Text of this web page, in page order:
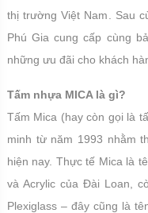
thị trường Việt Nam. Sau
Phú Gia cung cấp cùng
những ưu đãi cho khách
Tấm nhựa MICA là gì?
Tấm Mica (hay còn gọi là
minh từ năm 1993 nhằm
hiện nay. Thực tế Mica là
và Acrylic của Đài Loan,
Plexiglass – đây cũng là